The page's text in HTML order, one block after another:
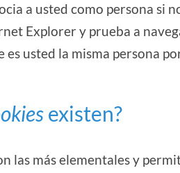
a usted como persona si
Explorer y prueba a
es usted la misma persona
existen?
las más elementales y